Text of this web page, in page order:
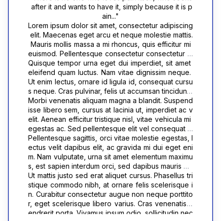
after it and wants to have it, simply because it is p
ain..."
Lorem ipsum dolor sit amet, consectetur adipiscing
elit. Maecenas eget arcu et neque molestie mattis.
Mauris mollis massa a mi rhoncus, quis efficitur mi
euismod. Pellentesque consectetur consectetur m
agna vitae viverra. Quisque molestie ultricies eleif
end. Nulla commodo ullamcorper risus, ut sceleris
que urna aliquet vel. Suspendisse potenti. Vestibul
um tempus interdum urna, non congue lorem vene
natis in. Suspendisse mollis nunc et maximus feugi
at. Donec pharetra lectus at nunc convallis, ac max
imus tortor volutpat. In hac habitasse platea dictum
st. Quisque tincidunt posuere lorem sit amet feugia
t. Cras augue turpis, feugiat at venenatis placerat,
convallis finibus tellus. Curabitur aliquam vestibulu
m aliquam. Morbi eget quam eu odio elementum ia
culis eget et felis. Suspendisse placerat justo nec
risus pellentesque euismod. Sed congue purus ut
neque aliquet, id blandit nisl egestas.
Quisque tempor urna eget dui imperdiet, sit amet
eleifend quam luctus. Nam vitae dignissim neque.
Ut enim lectus, ornare id ligula id, consequat cursu
s neque. Cras pulvinar, felis ut accumsan tincidunt,
neque lacus luctus enim, vitae cursus sem elit quis
nisl. Etiam fringilla sem quam, vel maximus ipsum or
nare quis. Etiam arcu nisl, egestas eu volutpat eget
, facilisis eget augue. Phasellus pulvinar consequa
t sodales. Nam tempor, sem ut tincidunt cursus, nisl
mauris ornare diam, ut sodales metus velit in dui. S
ed tellus arcu, egestas rhoncus diam sed, viverra
pellentesque ipsum. Fusce mollis, elit eget dignissi
m laoreet, leo est iaculis neque, at congue lectus f
elis a felis. In consequat sapien et sem luctus maxi
mus.
Morbi venenatis aliquam magna a blandit. Suspend
isse libero sem, cursus at lacinia ut, imperdiet ac v
elit. Aenean efficitur tristique nisl, vitae vehicula mi
egestas ac. Sed pellentesque elit vel consequat m
aximus. Aenean tincidunt odio quis turpis accumsa
n feugiat. Duis commodo mauris at rhoncus sceleri
sque. Mauris ullamcorper ultrices ex.
Pellentesque sagittis, orci vitae molestie egestas, l
ectus velit dapibus elit, ac gravida mi dui eget eni
m. Nam vulputate, urna sit amet elementum maximu
s, est sapien interdum orci, sed dapibus mauris ma
gna sit amet dui. Interdum et malesuada fames ac
ante ipsum primis in faucibus. Vestibulum varius co
nsectetur mi in lobortis. Suspendisse sed commod
o tellus, et luctus arcu. Sed lacinia justo at eros ultri
ces dapibus. Suspendisse non justo vel odio auct
Ut mattis justo sed erat aliquet cursus. Phasellus tri
stique commodo nibh, at ornare felis scelerisque i
n. Curabitur consectetur augue non neque porttito
r, eget scelerisque libero varius. Cras venenatis h
endrerit porta. Vivamus ipsum odio, sollicitudin nec